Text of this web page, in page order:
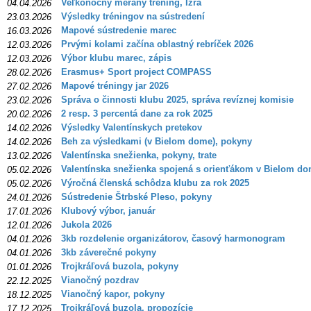
04.04.2026
Veľkonočný meraný tréning, Izra
23.03.2026
Výsledky tréningov na sústredení
16.03.2026
Mapové sústredenie marec
12.03.2026
Prvými kolami začína oblastný rebríček 2026
12.03.2026
Výbor klubu marec, zápis
28.02.2026
Erasmus+ Sport project COMPASS
27.02.2026
Mapové tréningy jar 2026
23.02.2026
Správa o činnosti klubu 2025, správa revíznej komisie
20.02.2026
2 resp. 3 percentá dane za rok 2025
14.02.2026
Výsledky Valentínskych pretekov
14.02.2026
Beh za výsledkami (v Bielom dome), pokyny
13.02.2026
Valentínska snežienka, pokyny, trate
05.02.2026
Valentínska snežienka spojená s orienťákom v Bielom
05.02.2026
Výročná členská schôdza klubu za rok 2025
24.01.2026
Sústredenie Štrbské Pleso, pokyny
17.01.2026
Klubový výbor, január
12.01.2026
Jukola 2026
04.01.2026
3kb rozdelenie organizátorov, časový harmonogram
04.01.2026
3kb záverečné pokyny
01.01.2026
Trojkráľová buzola, pokyny
22.12.2025
Vianočný pozdrav
18.12.2025
Vianočný kapor, pokyny
17.12.2025
Trojkráľová buzola, propozície